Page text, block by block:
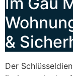
&
Der